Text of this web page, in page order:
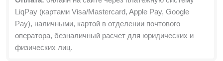
LiqPay (картами Visa/Mastercard, Apple Pay, Google
Pay), наличными, картой в отделении почтового
оператора, безналичный расчет для юридических и
физических лиц.